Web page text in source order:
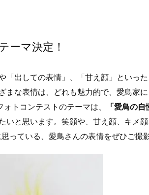
ーマ決定！
出しての表情」、「甘え顔」といった
まな表情は、どれも魅力的で、愛鳥家
トコンテストのテーマは、
「愛鳥の自
いと思います。笑顔や、甘え顔、キメ
っている、愛鳥さんの表情をぜひご撮影